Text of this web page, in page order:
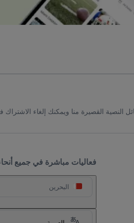
النصية القصيرة منا ويمكنك إلغاء
فعاليات مباشرة في جميع
البحرين